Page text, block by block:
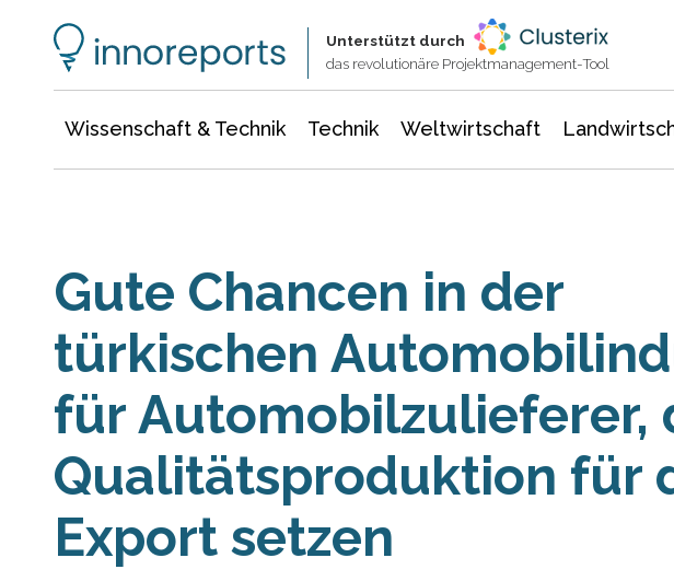
Unterstützt durch
das revolutionäre Projektmanagement-Tool
Wissenschaft & Technik Technik Weltwirtschaft
Gute Chancen in der
türkischen
für Automobilzulieferer,
Qualitätsproduktion für
Export setzen